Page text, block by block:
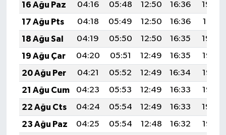
16 Ağu Paz
04:16 05:48 12:50 16:36
19:42
17 Ağu Pts
04:18 05:49 12:50 16:36
19:41
18 Ağu Sal
04:19 05:50 12:50 16:35
19:39
19 Ağu Çar
04:20 05:51 12:49 16:35
19:38
20 Ağu Per
04:21 05:52 12:49 16:34
19:37
21 Ağu Cum
04:23 05:53 12:49 16:33
19:35
22 Ağu Cts
04:24 05:54 12:49 16:33
19:34
23 Ağu Paz
04:25 05:54 12:48 16:32
19:32